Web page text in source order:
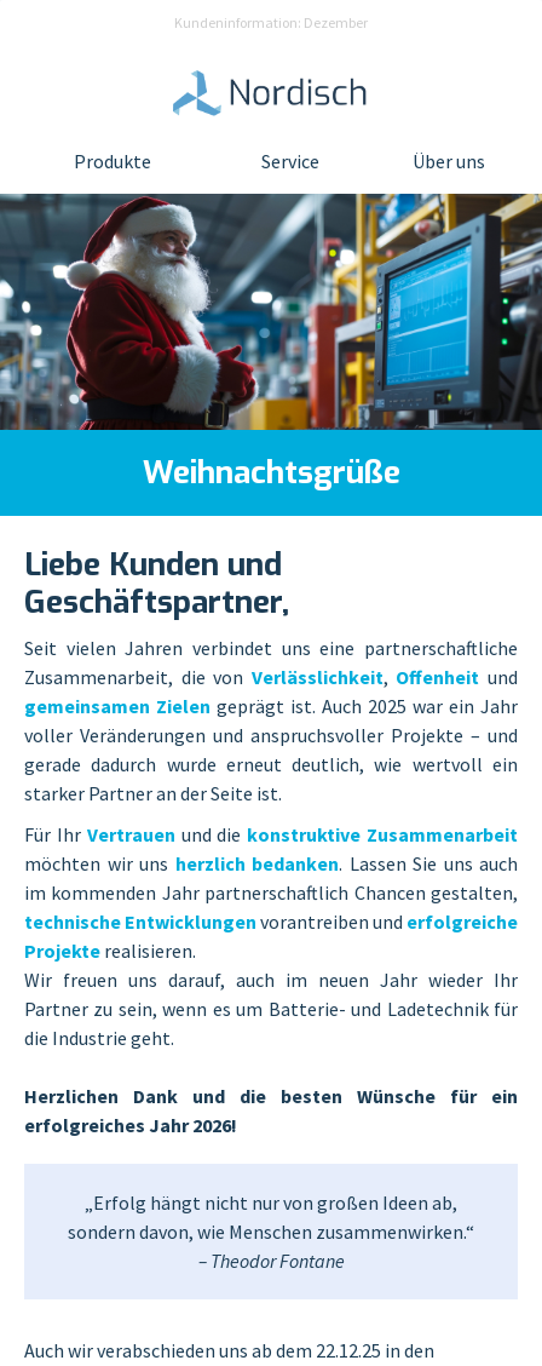
Kundeninformation: Dezember
Produkte Service Über uns
Weihnachtsgrüße
Liebe Kunden und
Geschäftspartner,
Seit vielen Jahren verbindet uns eine partnerschaftliche
Zusammenarbeit, die von Verlässlichkeit, Offenheit und
gemeinsamen Zielen geprägt ist. Auch 2025 war ein Jahr
voller Veränderungen und anspruchsvoller Projekte – und
gerade dadurch wurde erneut deutlich, wie wertvoll ein
starker Partner an der Seite ist.
Für Ihr Vertrauen und die konstruktive Zusammenarbeit
möchten wir uns herzlich bedanken. Lassen Sie uns auch
im kommenden Jahr partnerschaftlich Chancen gestalten,
technische Entwicklungen vorantreiben und erfolgreiche
Projekte realisieren.
Wir freuen uns darauf, auch im neuen Jahr wieder Ihr
Partner zu sein, wenn es um Batterie- und Ladetechnik für
die Industrie geht.
Herzlichen Dank und die besten Wünsche für ein
erfolgreiches Jahr 2026!
„Erfolg hängt nicht nur von großen Ideen ab,
sondern davon, wie Menschen zusammenwirken.“
– Theodor Fontane
Auch wir verabschieden uns ab dem 22.12.25 in den